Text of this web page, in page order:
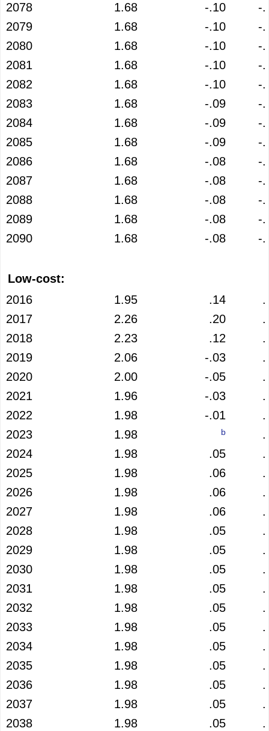
2078
1.68 -.10
-
2079
1.68 -.10
-
2080
1.68 -.10
-
2081
1.68 -.10
-
2082
1.68 -.10
-
2083
1.68 -.09
-
2084
1.68 -.09
-
2085
1.68 -.09
-
2086
1.68 -.08
-
2087
1.68 -.08
-
2088
1.68 -.08
-
2089
1.68 -.08
-
2090
1.68 -.08 -
Low-cost:
2016
1.95 .14
2017
2.26 .20
2018
2.23 .12
2019
2.06 -.03
2020
2.00 -.05
2021
1.96 -.03
2022
1.98 -.01
2023
1.98 b
2024
1.98 .05
2025
1.98 .06
2026
1.98 .06
2027
1.98 .06
2028
1.98 .05
2029
1.98 .05
2030
1.98 .05
2031
1.98 .05
2032
1.98 .05
2033
1.98 .05
2034
1.98 .05
2035
1.98 .05
2036
1.98 .05
2037
1.98 .05
2038
1.98 .05